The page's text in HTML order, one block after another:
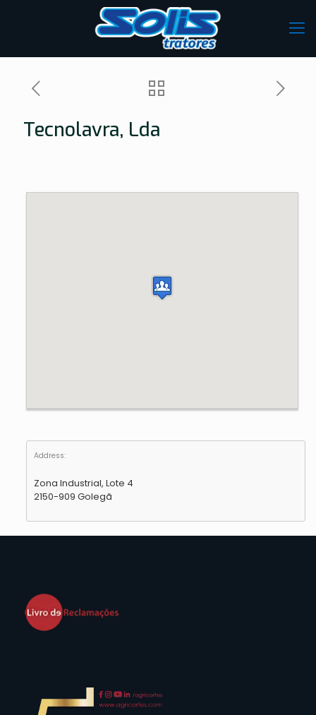
Tecnolavra, Lda
Address:
Zona Industrial, Lote 4
2150-909 Golegã